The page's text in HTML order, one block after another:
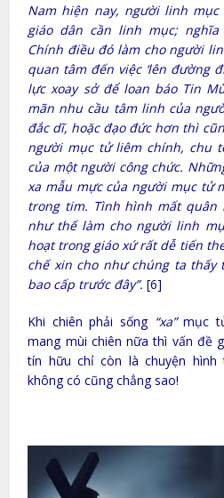
Nam hiện nay, người linh mục
giáo dân cần linh mục;
Chính điều đó làm cho người
quan tâm đến việc ‘lên đường
lực xoay sở để loan báo Tin
mãn nhu cầu tâm linh của
đắc dĩ, hoặc đạo đức hơn thì
người mục tử liêm chính, chu
của một người công chức.
xa mẫu mực của người mục tử
trong tim. Tình hình mất quân
như thế làm cho người linh
hoạt trong giáo xứ rất dễ tiến
chế xin cho như chúng ta
bao cấp trước đây”. [6]
Khi chiên phải sống“xa”mục
mang mùi chiên nữa thì vấn đề
tín hữu chỉ còn là chuyện
không có cũng chẳng sao!